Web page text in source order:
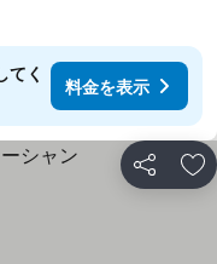
てく
料金を表示
シェア お